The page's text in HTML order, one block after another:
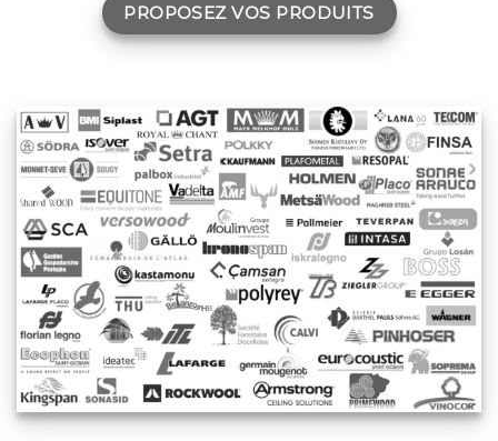
PROPOSEZ VOS PRODUITS